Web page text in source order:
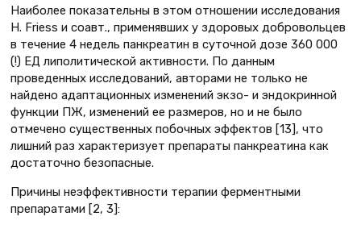
Наиболее показательны в этом отношении исследования
H. Friess и соавт., применявших у здоровых добровольцев
в течение 4 недель панкреатин в суточной дозе 360 000
(!) ЕД липолитической активности. По данным
проведенных исследований, авторами не только не
найдено адаптационных изменений экзо- и эндокринной
функции ПЖ, изменений ее размеров, но и не было
отмечено существенных побочных эффектов [13], что
лишний раз характеризует препараты панкреатина как
достаточно безопасные.
Причины неэффективности терапии ферментными
препаратами [2, 3]: